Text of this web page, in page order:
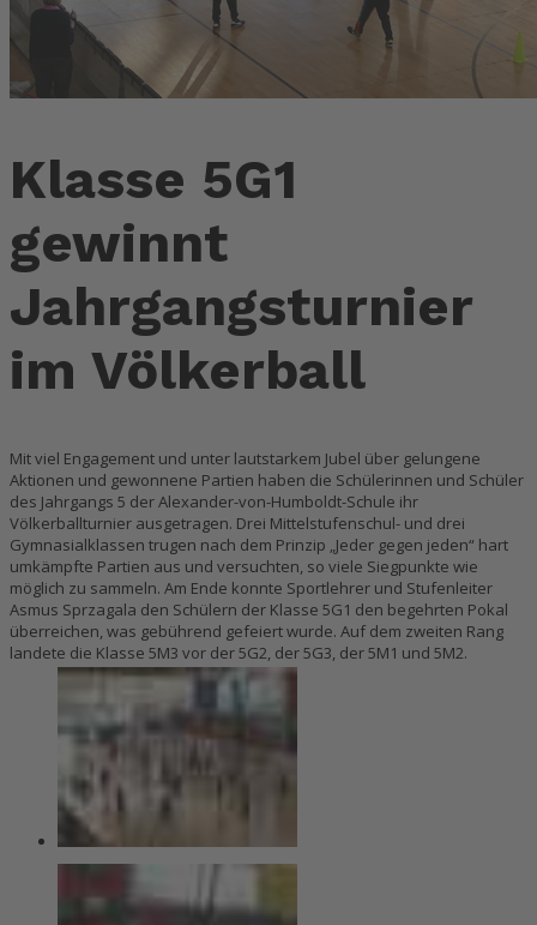
Klasse 5G1
gewinnt
Jahrgangsturnier
im Völkerball
Mit viel Engagement und unter lautstarkem Jubel über gelungene
Aktionen und gewonnene Partien haben die Schülerinnen und Schüler
des Jahrgangs 5 der Alexander-von-Humboldt-Schule ihr
Völkerballturnier ausgetragen. Drei Mittelstufenschul- und drei
Gymnasialklassen trugen nach dem Prinzip „Jeder gegen jeden“ hart
umkämpfte Partien aus und versuchten, so viele Siegpunkte wie
möglich zu sammeln. Am Ende konnte Sportlehrer und Stufenleiter
Asmus Sprzagala den Schülern der Klasse 5G1 den begehrten Pokal
überreichen, was gebührend gefeiert wurde. Auf dem zweiten Rang
landete die Klasse 5M3 vor der 5G2, der 5G3, der 5M1 und 5M2.